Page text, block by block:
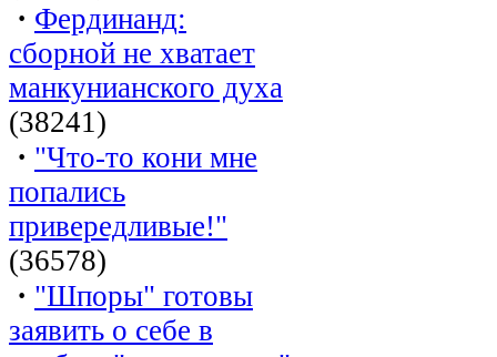
· Фердинанд:
сборной не хватает
манкунианского духа
(38241)
· "Что-то кони мне
попались
привередливые!"
(36578)
· "Шпоры" готовы
заявить о себе в